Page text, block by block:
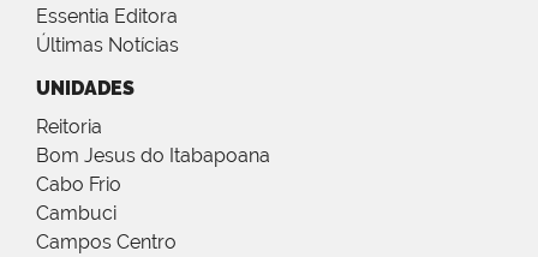
Essentia Editora
Últimas Notícias
UNIDADES
Reitoria
Bom Jesus do Itabapoana
Cabo Frio
Cambuci
Campos Centro